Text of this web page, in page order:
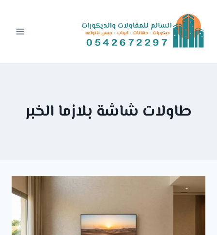
content
طاولات شاشة بلازما الخبر